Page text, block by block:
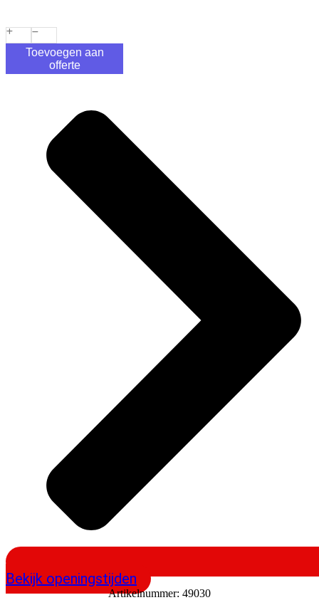
Toevoegen aan
offerte
Bekijk openingstijden
Artikelnummer: 49030